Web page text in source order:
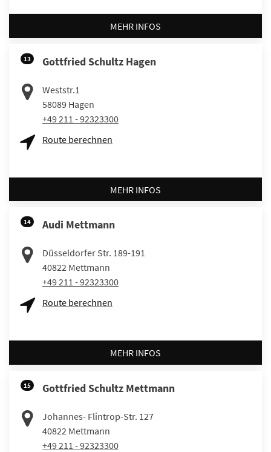
MEHR INFOS
13 Gottfried Schultz Hagen
Weststr.1
58089 Hagen
+49 211 - 92323300
Route berechnen
MEHR INFOS
14 Audi Mettmann
Düsseldorfer Str. 189-191
40822 Mettmann
+49 211 - 92323300
Route berechnen
MEHR INFOS
15 Gottfried Schultz Mettmann
Johannes- Flintrop-Str. 127
40822 Mettmann
+49 211 - 92323300